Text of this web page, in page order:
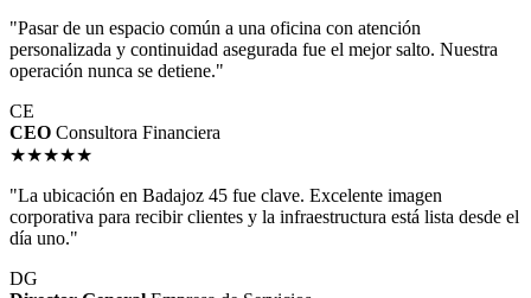
"Pasar de un espacio común a una oficina con atención
personalizada y continuidad asegurada fue el mejor salto. Nuestra
operación nunca se detiene."
CE
CEO Consultora Financiera
★★★★★
"La ubicación en Badajoz 45 fue clave. Excelente imagen
corporativa para recibir clientes y la infraestructura está lista desde el
día uno."
DG